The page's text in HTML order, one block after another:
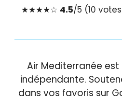
★★★★☆ 4.5/5 (10
Air Mediterranée
indépendante.
dans vos favoris sur